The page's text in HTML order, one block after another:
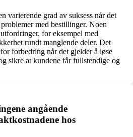
varierende grad av suksess når det
med bestillinger. Noen
for eksempel med
rundt manglende deler. Det
forbedring når det gjelder å løse
sikre at kundene får fullstendige og
angående
hos